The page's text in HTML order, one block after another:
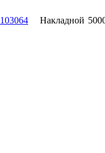
103064 Накладной